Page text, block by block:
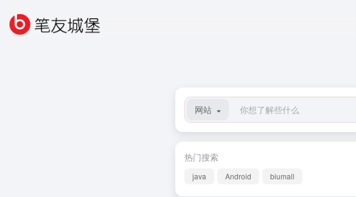
网站
热门搜索
java Android biumall